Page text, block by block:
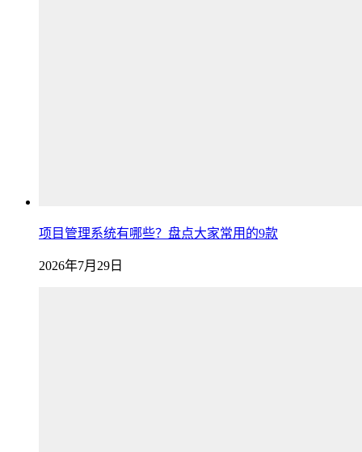
项目管理系统有哪些？盘点大家常用的9款
2026年7月29日